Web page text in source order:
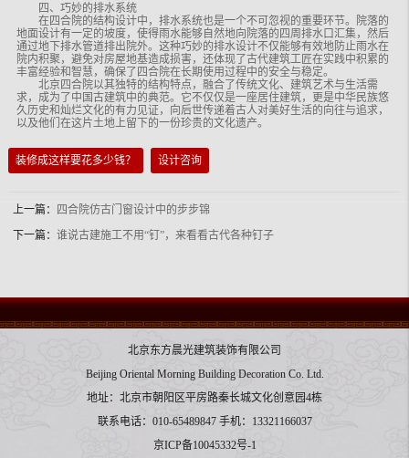
四、巧妙的排水系统
在四合院的结构设计中，排水系统也是一个不可忽视的重要环节。院落的
地面设计有一定的坡度，使得雨水能够自然地向院落的四周排水口汇集，然后
通过地下排水管道排出院外。这种巧妙的排水设计不仅能够有效地防止雨水在
院内积聚，避免对房屋地基造成损害，还体现了古代建筑工匠在实践中积累的
丰富经验和智慧，确保了四合院在长期使用过程中的安全与稳定。
北京四合院以其独特的结构特点，融合了传统文化、建筑艺术与生活需
求，成为了中国古建筑中的典范。它不仅仅是一座居住建筑，更是中华民族悠
久历史和灿烂文化的有力见证，向后世传递着古人对美好生活的向往与追求，
以及他们在这片土地上留下的一份珍贵的文化遗产。
装修成这样要花多少钱？ 设计咨询
上一篇：
四合院仿古门窗设计中的步步锦
下一篇：谁说古建施工不用“钉”，来看看古代各种钉子
北京东方晨光建筑装饰有限公司
Beijing Oriental Morning Building Decoration Co. Ltd.
地址：北京市朝阳区平房路秦长城文化创意园4栋
联系电话：010-65489847 手机：13321166037
京ICP备10045332号-1